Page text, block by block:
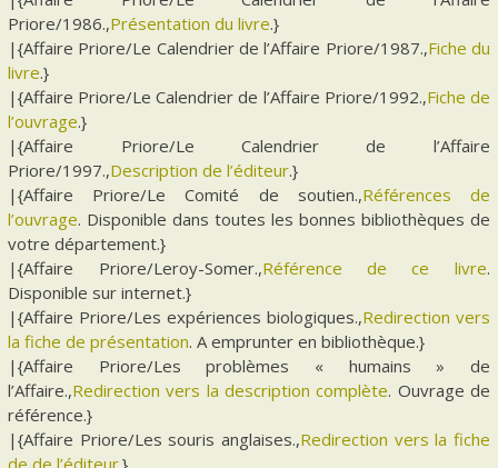
Priore/1986.,Présentation du livre.}
|{Affaire Priore/Le Calendrier de l’Affaire Priore/1987.,Fiche du
livre.}
|{Affaire Priore/Le Calendrier de l’Affaire Priore/1992.,Fiche de
l’ouvrage.}
|{Affaire Priore/Le Calendrier de l’Affaire
Priore/1997.,Description de l’éditeur.}
|{Affaire Priore/Le Comité de soutien.,Références de
l’ouvrage. Disponible dans toutes les bonnes bibliothèques de
votre département.}
|{Affaire Priore/Leroy-Somer.,Référence de ce livre.
Disponible sur internet.}
|{Affaire Priore/Les expériences biologiques.,Redirection vers
la fiche de présentation. A emprunter en bibliothèque.}
|{Affaire Priore/Les problèmes « humains » de
l’Affaire.,Redirection vers la description complète. Ouvrage de
référence.}
|{Affaire Priore/Les souris anglaises.,Redirection vers la fiche